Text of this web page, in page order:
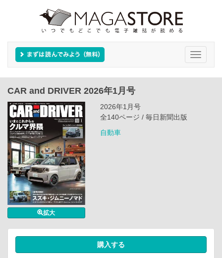
Toggle
CAR and DRIVER 2026年1月号
拡大
2026年1月号
全140ページ / 毎日新聞出版
自動車
購入する